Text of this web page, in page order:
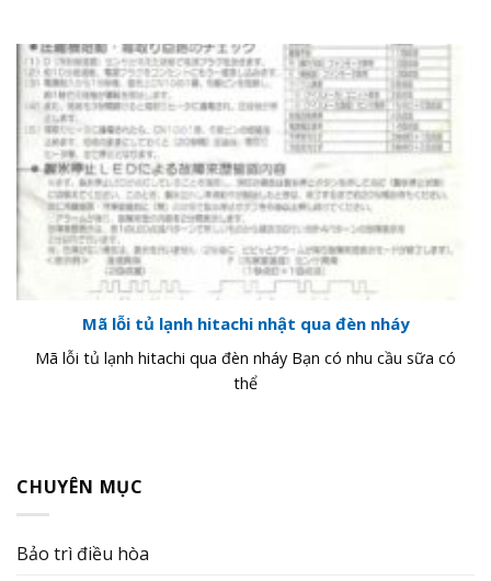
Mã lỗi tủ lạnh hitachi nhật qua đèn nháy
Mã lỗi tủ lạnh hitachi qua đèn nháy Bạn có nhu cầu sữa có
thể
CHUYÊN MỤC
Bảo trì điều hòa